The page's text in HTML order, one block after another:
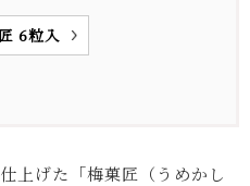
6粒入
上げた「梅菓匠（うめかし